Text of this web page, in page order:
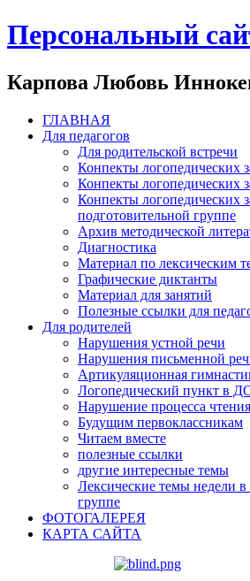
Персональный
Карпова Любовь
ГЛАВНАЯ
Для педагогов
Для родительской встречи
Конпекты логопедических
Конпекты логопедических
Конпекты логопедических
подготовительной группе
Архив методической
Диагностика
Материал по лексическим
Графические диктанты
Материал для занятий
Полезные ссылки для
Для родителей
Нарушения устной речи
Нарушения письменной
Артикуляционная
Логопедический пункт в
Нарушение процесса чтения
Будущим первоклассникам
Читаем вместе
полезные ссылки
другие интересные темы
Лексические темы недели в
группе
ФОТОГАЛЕРЕЯ
КАРТА САЙТА